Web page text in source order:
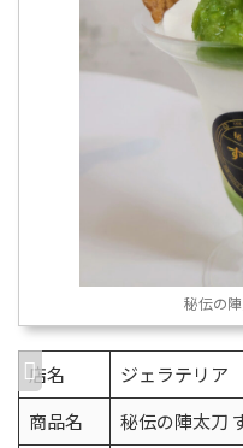
秘伝の
店名
ジェラテリア
商品名
秘伝の陣太刀